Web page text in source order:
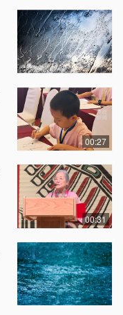
00:27
00:31